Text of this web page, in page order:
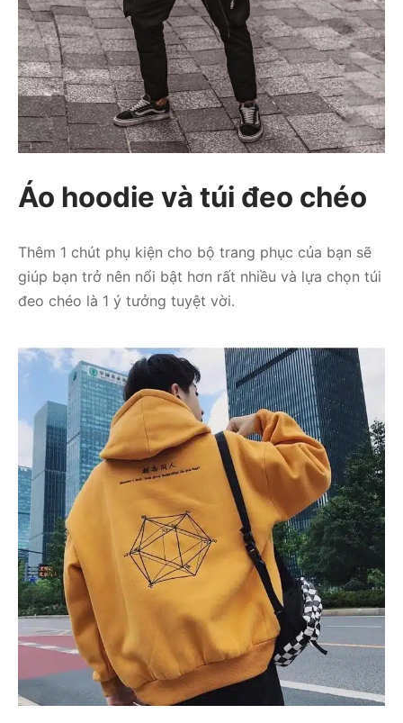
Áo hoodie và túi đeo chéo
Thêm 1 chút phụ kiện cho bộ trang phục của bạn sẽ
giúp bạn trở nên nổi bật hơn rất nhiều và lựa chọn túi
đeo chéo là 1 ý tưởng tuyệt vời.